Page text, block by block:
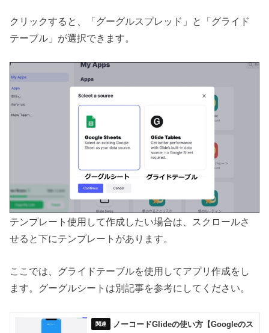
クリックすると、「グーグルスプレッド」と「グライド
テーブル」が選択できます。
テンプレート使用して作成したい場合は、スクロールさ
せると下にテンプレートがあります。
ここでは、グライドテーブルを使用してアプリ作成をし
ます。グーグルシートは別記事を参考にしてください。
ノーコードGlideの使い方【Googleのス